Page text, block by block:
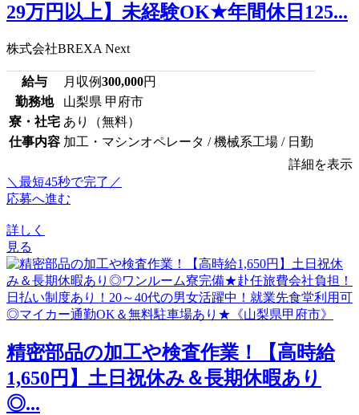
29万円以上】未経験OK★年間休日125...
株式会社BREXA Next
給与 月収例300,000円
勤務地
山梨県 甲府市
寮・社宅 あり（無料）
仕事内容 加工・マシンオペレータ / 機械系工場 / 日勤
詳細を表示
＼最短45秒で完了／
応募へ進む
詳しく
見る
精密部品の加工や検査作業！【高時給
1,650円】土日祝休み＆長期休暇あり
◎...